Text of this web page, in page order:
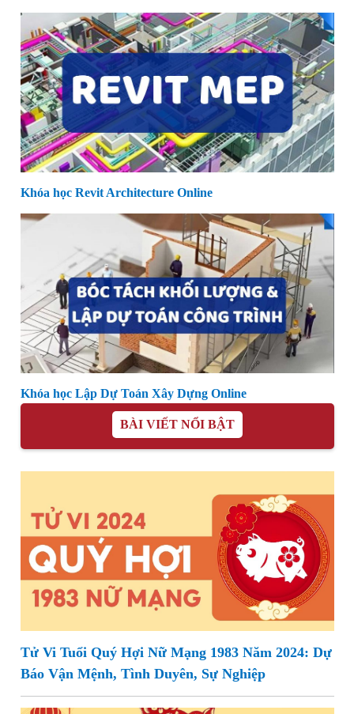
Khóa học Revit Architecture Online
Khóa học Lập Dự Toán Xây Dựng Online
BÀI VIẾT NỔI BẬT
Tử Vi Tuổi Quý Hợi Nữ Mạng 1983 Năm 2024: Dự
Báo Vận Mệnh, Tình Duyên, Sự Nghiệp